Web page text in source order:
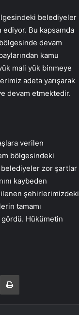
belediyeler
Bu kapsamda
devam
kamu
mali yük binmeye
adeta yarışarak
devam etmektedir.
verilen
bölgesindeki
belediyeler zor şartlar
kaybeden
şehirlerimizdeki
tamamı
Hükümetin
E-Posta ile paylaş Yazdır